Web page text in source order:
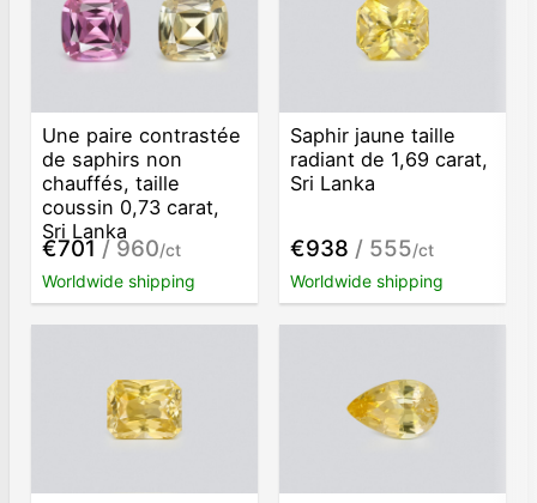
Une paire contrastée
de saphirs non
chauffés, taille
coussin 0,73 carat,
Sri Lanka
€701 / 960/ct
Worldwide shipping
Saphir jaune taille
radiant de 1,69 carat,
Sri Lanka
€938 / 555/ct
Worldwide shipping